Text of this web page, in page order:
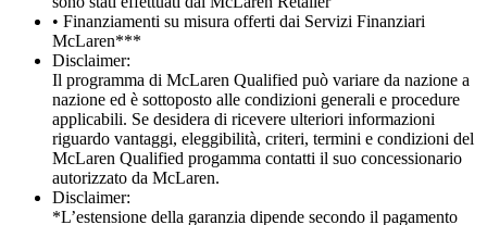
• Finanziamenti su misura offerti dai Servizi Finanziari
McLaren***
Disclaimer:
Il programma di McLaren Qualified può variare da nazione a
nazione ed è sottoposto alle condizioni generali e procedure
applicabili. Se desidera di ricevere ulteriori informazioni
riguardo vantaggi, eleggibilità, criteri, termini e condizioni del
McLaren Qualified progamma contatti il suo concessionario
autorizzato da McLaren.
Disclaimer:
*L’estensione della garanzia dipende secondo il pagamento